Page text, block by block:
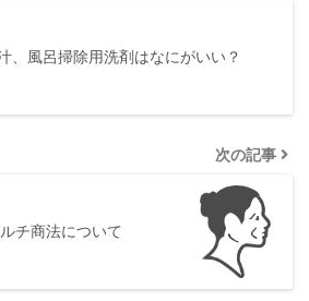
、風呂掃除用洗剤はなにがいい？
次の記事
チ商法について